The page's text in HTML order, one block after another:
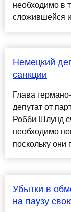
необходимо в
сложившейся
Немецкий
санкции
Глава
депутат от
Робби Шлунд
необходимо
поскольку они
Убытки в
на паузу